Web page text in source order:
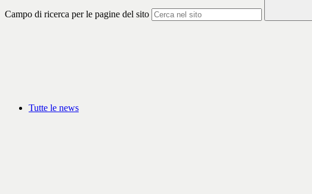
Campo di ricerca per le pagine del sito
Tutte le news